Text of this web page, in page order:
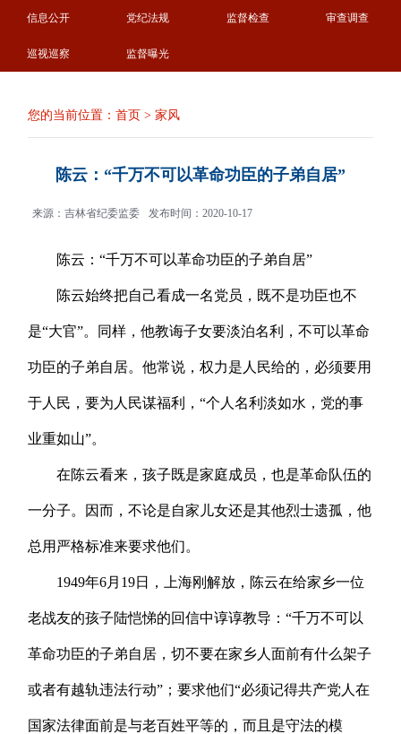
信息公开 党纪法规 监督检查 审查调查
巡视巡察 监督曝光
您的当前位置：首页 >家风
陈云：“千万不可以革命功臣的子弟自居”
来源：吉林省纪委监委 发布时间：2020-10-17
陈云：“千万不可以革命功臣的子弟自居”
陈云始终把自己看成一名党员，既不是功臣也不
是“大官”。同样，他教诲子女要淡泊名利，不可以革命
功臣的子弟自居。他常说，权力是人民给的，必须要用
于人民，要为人民谋福利，“个人名利淡如水，党的事
业重如山”。
在陈云看来，孩子既是家庭成员，也是革命队伍的
一分子。因而，不论是自家儿女还是其他烈士遗孤，他
总用严格标准来要求他们。
1949年6月19日，上海刚解放，陈云在给家乡一位
老战友的孩子陆恺悌的回信中谆谆教导：“千万不可以
革命功臣的子弟自居，切不要在家乡人面前有什么架子
或者有越轨违法行动”；要求他们“必须记得共产党人在
国家法律面前是与老百姓平等的，而且是守法的模